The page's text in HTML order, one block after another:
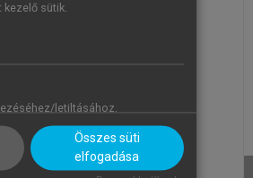
sütik.
letiltásához.
Összes süti
elfogadása